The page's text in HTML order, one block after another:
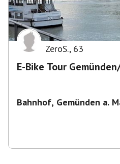
ZeroS., 63
E-Bike Tour
Bahnhof, Gemünden a.